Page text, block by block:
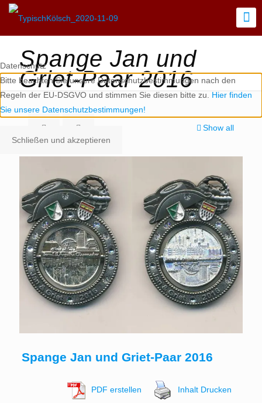
Spange Jan und
Griet-Paar 2016
Show all
Spange Jan und Griet-Paar 2016
PDF erstellen Inhalt Drucken
Datenschutz
Bitte beachten Sie unsere Datenschutzbestimmungen nach den
Regeln der EU-DSGVO und stimmen Sie diesen bitte zu. Hier finden
Sie unsere Datenschutzbestimmungen!
Schließen und akzeptieren